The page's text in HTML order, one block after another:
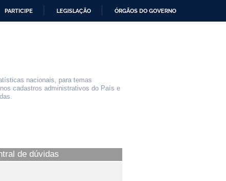
PARTICIPE LEGISLAÇÃO ÓRGÃOS DO GOVERNO
nacionais, para temas
cadastros administrativos do País e
de dúvidas